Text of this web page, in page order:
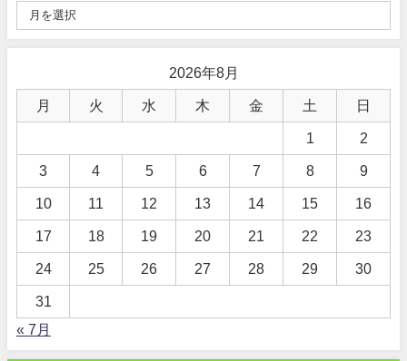
2026年8月
月 火 水 木 金 土 日
1 2
3 4 5 6 7 8 9
10 11 12 13 14 15 16
17 18 19 20 21 22 23
24 25 26 27 28 29 30
31
« 7月